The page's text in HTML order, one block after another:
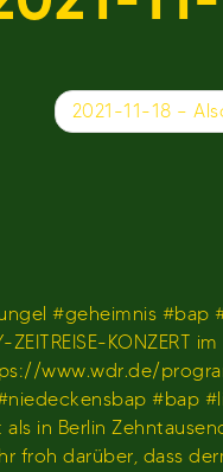
2021-11-18 –
#geheimnis #bap
KONZERT
www.wdr.de/
#bap
in Berlin
froh darüber, dass